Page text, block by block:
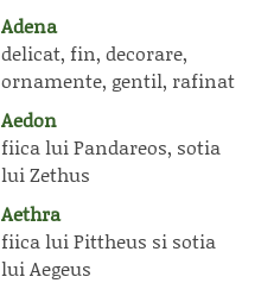
Adena
delicat, fin, decorare,
ornamente, gentil, rafinat
Aedon
fiica lui Pandareos, sotia
lui Zethus
Aethra
fiica lui Pittheus si sotia
lui Aegeus